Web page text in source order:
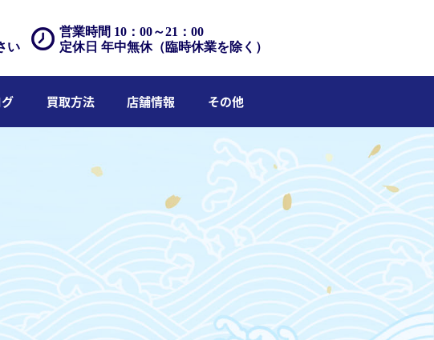
営業時間 10：00～21：00
定休日 年中無休（臨時休業を除く）
い
買取方法 店舗情報 その他